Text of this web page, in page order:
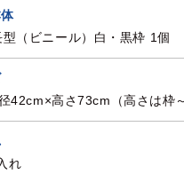
型（ビニール）白・黒枠 1個
42cm×高さ73cm（高さは枠
れ